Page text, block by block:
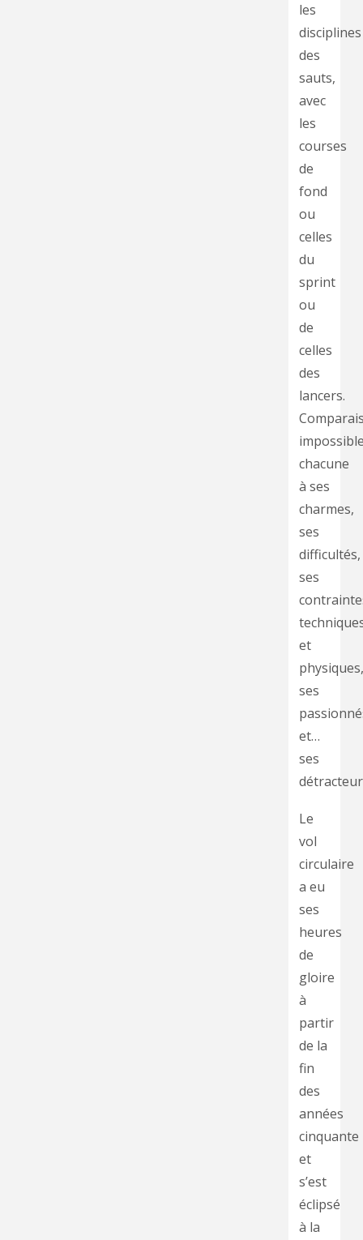
les
disciplines
des
sauts,
avec
les
courses
de
fond
ou
celles
du
sprint
ou
de
celles
des
lancers.
chacune
à ses
charmes,
ses
difficultés,
ses
et
physiques,
ses
et…
ses
Le
vol
circulaire
a eu
ses
heures
de
gloire
à
partir
de la
fin
des
années
cinquante
et
s’est
éclipsé
à la